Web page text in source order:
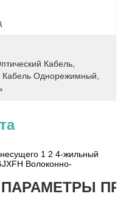
Кабель
Кабель Однорежимный
1 2 4-жильный
Волоконно-
ПАРАМЕТРЫ